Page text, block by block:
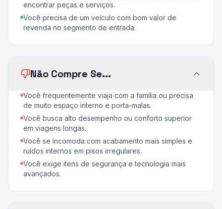
encontrar peças e serviços.
Você precisa de um veículo com bom valor de
revenda no segmento de entrada.
Não Compre Se...
Você frequentemente viaja com a família ou precisa
de muito espaço interno e porta-malas.
Você busca alto desempenho ou conforto superior
em viagens longas.
Você se incomoda com acabamento mais simples e
ruídos internos em pisos irregulares.
Você exige itens de segurança e tecnologia mais
avançados.